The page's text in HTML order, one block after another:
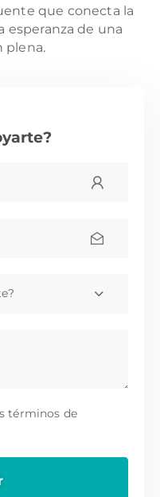
que conecta la
esperanza de una
plena.
términos de